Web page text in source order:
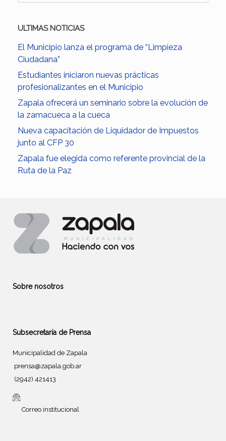
ULTIMAS NOTICIAS
El Municipio lanza el programa de “Limpieza
Ciudadana”
Estudiantes iniciaron nuevas prácticas
profesionalizantes en el Municipio
Zapala ofrecerá un seminario sobre la evolución de
la zamacueca a la cueca
Nueva capacitación de Liquidador de Impuestos
junto al CFP 30
Zapala fue elegida como referente provincial de la
Ruta de la Paz
Sobre nosotros
Subsecretaría de Prensa
Municipalidad de Zapala
prensa@zapala.gob.ar
(2942) 421413
Correo institucional